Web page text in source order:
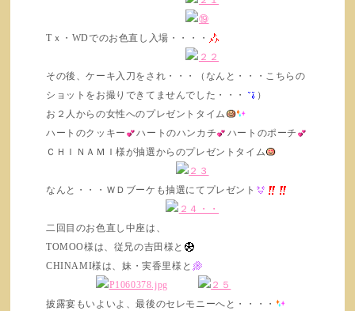
Tｘ・WDでのお色直し入場・・・・
その後、ケーキ入刀をされ・・・（なんと・・・こちらの
ショットをお撮りできてませんでした・・・
）
お２人からの女性へのプレゼントタイム
ハートのクッキー
ハートのハンカチ
ハートのポーチ
ＣＨＩＮＡＭＩ様が抽選からのプレゼントタイム
なんと・・・ＷＤブーケも抽選にてプレゼント
二回目のお色直し中座は、
TOMOO様は、従兄の吉田様と
CHINAMI様は、妹・実香里様と
披露宴もいよいよ、最後のセレモニーへと・・・・